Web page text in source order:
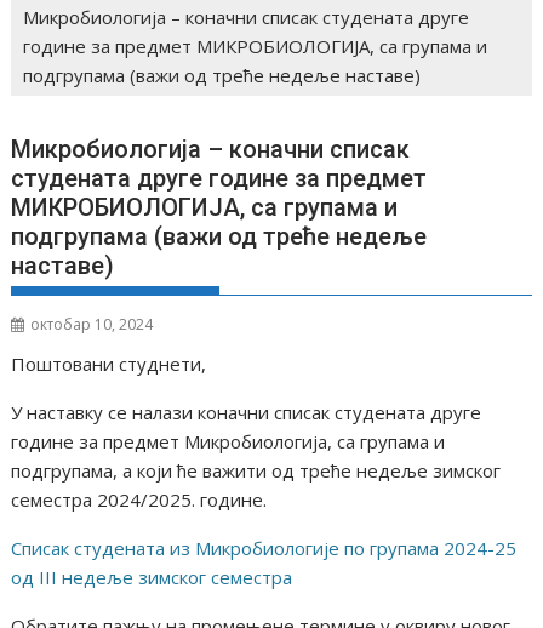
Микробиологија – коначни списак студенaта друге
године за предмет МИКРОБИОЛОГИЈА, са групама и
подгрупама (важи од треће недеље наставе)
Микробиологија – коначни списак
студенaта друге године за предмет
МИКРОБИОЛОГИЈА, са групама и
подгрупама (важи од треће недеље
наставе)
октобар 10, 2024
Поштовани студнети,
У наставку се налази коначни списак студенaта друге
године за предмет Микробиологија, са групама и
подгрупама, а који ће важити од треће недеље зимског
семестра 2024/2025. године.
Списак студената из Микробиологије по групама 2024-25
од III недеље зимског семестра